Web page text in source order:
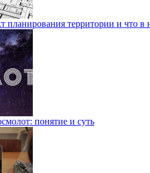
планирования территории и что в
понятие и суть